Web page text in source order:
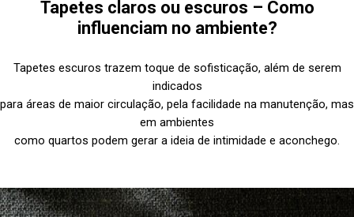
Tapetes claros ou escuros – Como
influenciam no ambiente?
Tapetes escuros trazem toque de sofisticação, além de serem
indicados
para áreas de maior circulação, pela facilidade na manutenção, mas
em ambientes
como quartos podem gerar a ideia de intimidade e aconchego.